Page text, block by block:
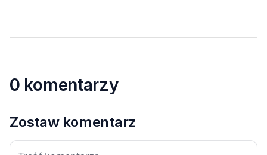
0 komentarzy
Zostaw komentarz